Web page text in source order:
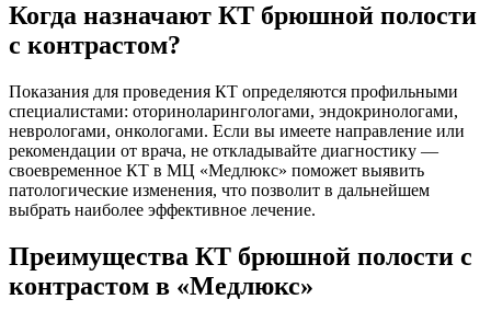
Когда назначают КТ брюшной полости
с контрастом?
Показания для проведения КТ определяются профильными
специалистами: оториноларингологами, эндокринологами,
неврологами, онкологами. Если вы имеете направление или
рекомендации от врача, не откладывайте диагностику —
своевременное КТ в МЦ «Медлюкс» поможет выявить
патологические изменения, что позволит в дальнейшем
выбрать наиболее эффективное лечение.
Преимущества КТ брюшной полости с
контрастом в «Медлюкс»